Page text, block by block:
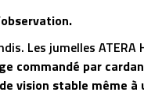
Les jumelles ATERA
commandé par
vision stable même